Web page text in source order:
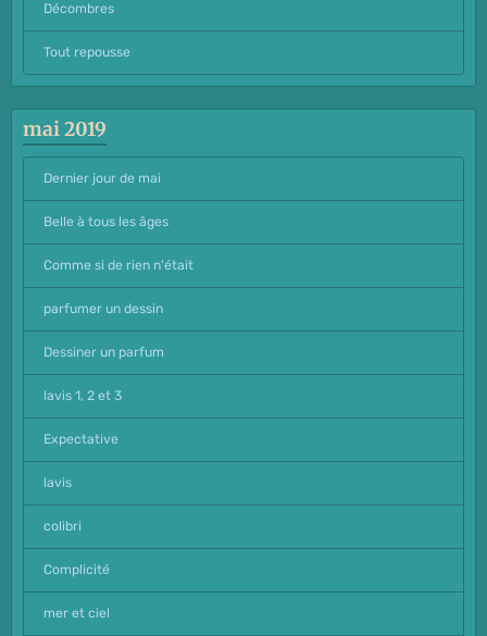
Décombres
Tout repousse
mai 2019
Dernier jour de mai
Belle à tous les âges
Comme si de rien n'était
parfumer un dessin
Dessiner un parfum
lavis 1, 2 et 3
Expectative
lavis
colibri
Complicité
mer et ciel